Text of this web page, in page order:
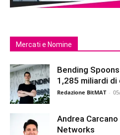
Mercati e Nomine
Bending
1,285 miliardi di
Redazione BitMAT -
Andrea
Networks